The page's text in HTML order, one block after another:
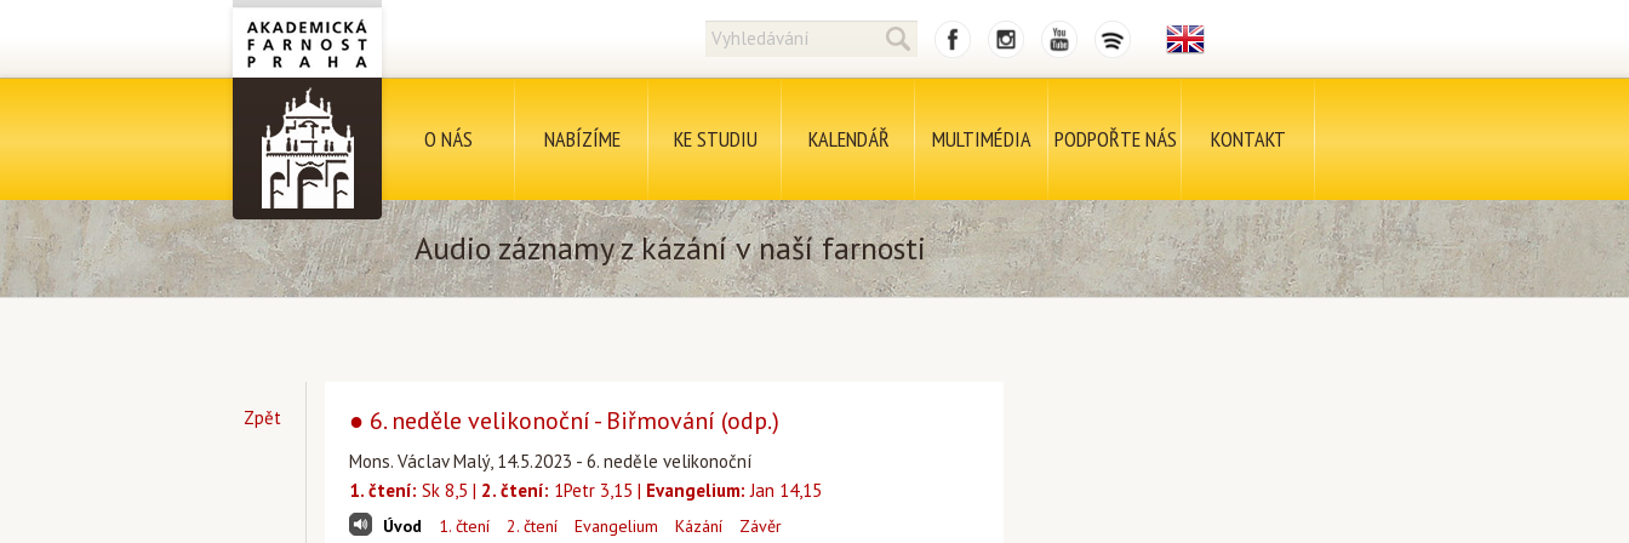
O NÁS NABÍZÍME KE STUDIU KALENDÁŘ MULTIMÉDIA PODPOŘTE NÁS KONTAKT
Audio záznamy z kázání v naší farnosti
Zpět ● 6. neděle velikonoční - Biřmování (odp.)
Mons. Václav Malý, 14.5.2023 - 6. neděle velikonoční
1. čtení: Sk 8,5 | 2. čtení: 1Petr 3,15 | Evangelium: Jan 14,15
Úvod 1. čtení 2. čtení Evangelium Kázání Závěr